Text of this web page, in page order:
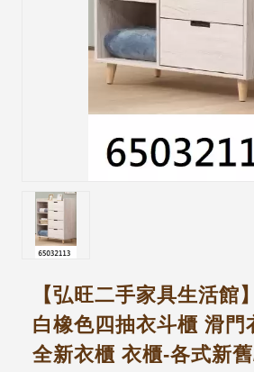
【弘旺二手家具生活館
白橡色四抽衣斗櫃 滑門
全新衣櫃 衣櫃-各式新